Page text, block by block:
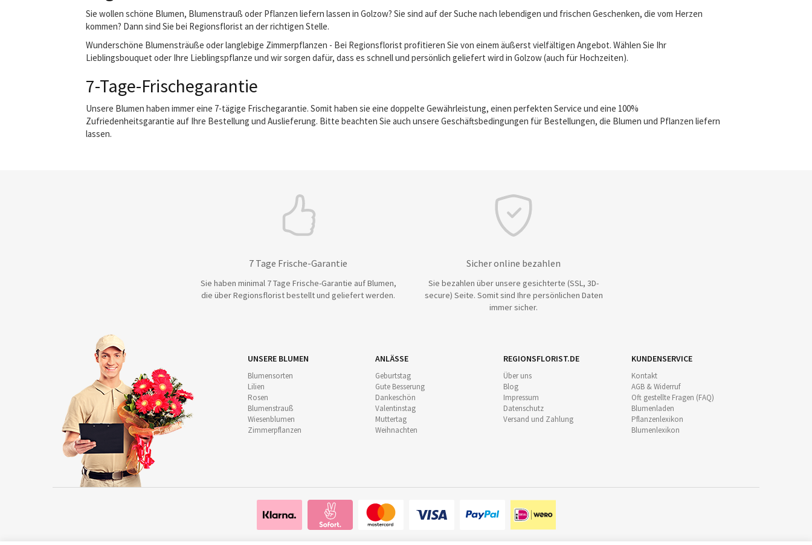
Sie wollen schöne Blumen, Blumenstrauß oder Pflanzen liefern lassen in Golzow? Sie sind auf der Suche nach lebendigen und frischen Geschenken, die vom Herzen
kommen? Dann sind Sie bei Regionsflorist an der richtigen Stelle.
Wunderschöne Blumensträuße oder langlebige Zimmerpflanzen - Bei Regionsflorist profitieren Sie von einem äußerst vielfältigen Angebot. Wählen Sie Ihr
Lieblingsbouquet oder Ihre Lieblingspflanze und wir sorgen dafür, dass es schnell und persönlich geliefert wird in Golzow (auch für Hochzeiten).
7-Tage-Frischegarantie
Unsere Blumen haben immer eine 7-tägige Frischegarantie. Somit haben sie eine doppelte Gewährleistung, einen perfekten Service und eine 100%
Zufriedenheitsgarantie auf Ihre Bestellung und Auslieferung. Bitte beachten Sie auch unsere Geschäftsbedingungen für Bestellungen, die Blumen und Pflanzen liefern
lassen.
7 Tage Frische-Garantie
Sie haben minimal 7 Tage Frische-Garantie auf Blumen,
die über Regionsflorist bestellt und geliefert werden.
Sicher online bezahlen
Sie bezahlen über unsere gesichterte (SSL, 3D-
secure) Seite. Somit sind Ihre persönlichen Daten
immer sicher.
UNSERE BLUMEN
Blumensorten
Lilien
Rosen
Blumenstrauß
Wiesenblumen
Zimmerpflanzen
ANLÄSSE
Geburtstag
Gute Besserung
Dankeschön
Valentinstag
Muttertag
Weihnachten
REGIONSFLORIST.DE
Über uns
Blog
Impressum
Datenschutz
Versand und Zahlung
KUNDENSERVICE
Kontakt
AGB & Widerruf
Oft gestellte Fragen (FAQ)
Blumenladen
Pflanzenlexikon
Blumenlexikon